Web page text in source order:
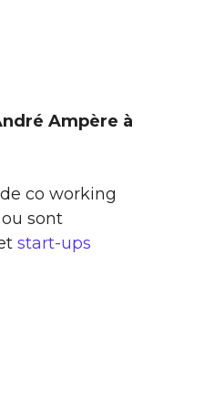
Ampère à
co working
sont
start-ups